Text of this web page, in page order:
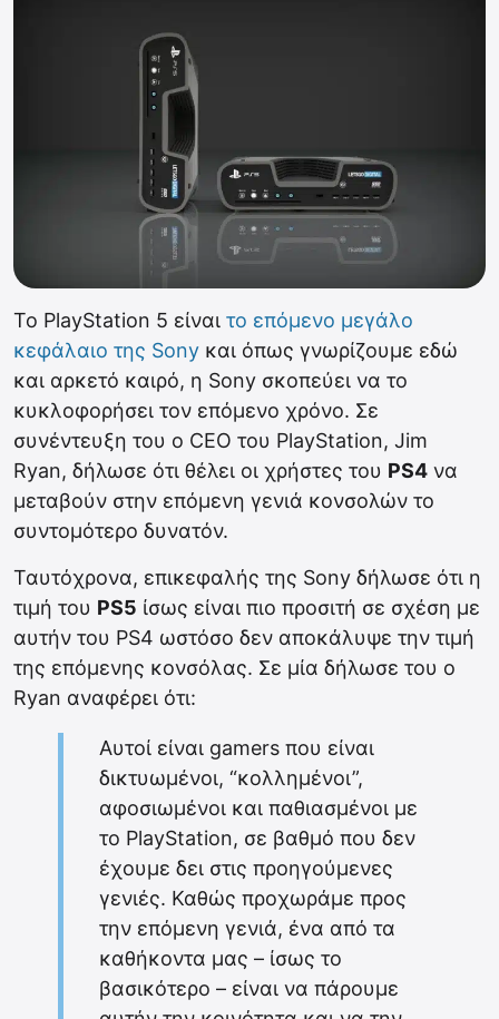
Το PlayStation 5 είναι το επόμενο μεγάλο
κεφάλαιο της Sony και όπως γνωρίζουμε εδώ
και αρκετό καιρό, η Sony σκοπεύει να το
κυκλοφορήσει τον επόμενο χρόνο. Σε
συνέντευξη του ο CEO του PlayStation, Jim
Ryan, δήλωσε ότι θέλει οι χρήστες του PS4 να
μεταβούν στην επόμενη γενιά κονσολών το
συντομότερο δυνατόν.
Ταυτόχρονα, επικεφαλής της Sony δήλωσε ότι η
τιμή του PS5 ίσως είναι πιο προσιτή σε σχέση με
αυτήν του PS4 ωστόσο δεν αποκάλυψε την τιμή
της επόμενης κονσόλας. Σε μία δήλωσε του ο
Ryan αναφέρει ότι:
Αυτοί είναι gamers που είναι
δικτυωμένοι, “κολλημένοι”,
αφοσιωμένοι και παθιασμένοι με
το PlayStation, σε βαθμό που δεν
έχουμε δει στις προηγούμενες
γενιές. Καθώς προχωράμε προς
την επόμενη γενιά, ένα από τα
καθήκοντα μας – ίσως το
βασικότερο – είναι να πάρουμε